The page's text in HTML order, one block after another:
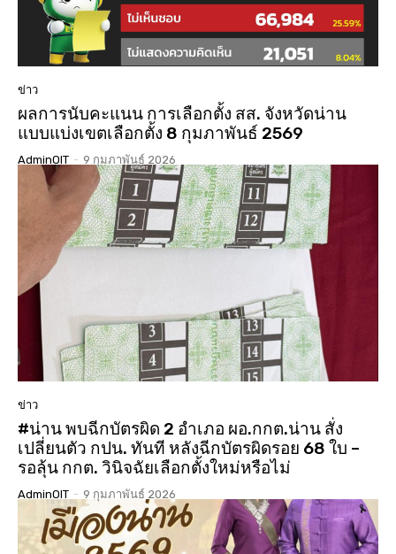
ข่าว
ผลการนับคะแนน การเลือกตั้ง สส. จังหวัดน่าน
แบบแบ่งเขตเลือกตั้ง 8 กุมภาพันธ์ 2569
AdminOIT - 9 กุมภาพันธ์ 2026
ข่าว
#น่าน พบฉีกบัตรผิด 2 อำเภอ ผอ.กกต.น่าน สั่ง
เปลี่ยนตัว กปน. ทันที หลังฉีกบัตรผิดรอย 68 ใบ –
รอลุ้น กกต. วินิจฉัยเลือกตั้งใหม่หรือไม่
AdminOIT - 9 กุมภาพันธ์ 2026